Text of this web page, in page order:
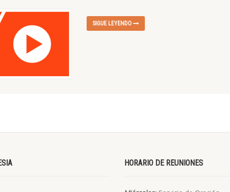
SIGUE LEYENDO
HORARIO DE REUNIONES